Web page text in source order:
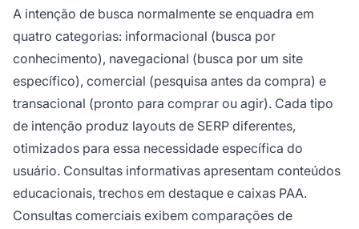
A intenção de busca normalmente se enquadra em
quatro categorias: informacional (busca por
conhecimento), navegacional (busca por um site
específico), comercial (pesquisa antes da compra) e
transacional (pronto para comprar ou agir). Cada tipo
de intenção produz layouts de SERP diferentes,
otimizados para essa necessidade específica do
usuário. Consultas informativas apresentam conteúdos
educacionais, trechos em destaque e caixas PAA.
Consultas comerciais exibem comparações de